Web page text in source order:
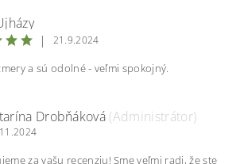
|
21.9.2024
a sú odolné - veľmi spokojný.
Drobňáková (Administrátor)
za vašu recenziu! Sme veľmi radi, že ste